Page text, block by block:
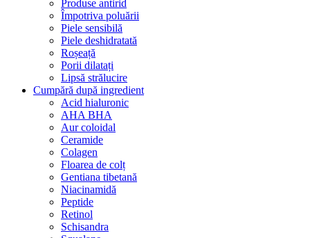
Produse antirid
Împotriva poluării
Piele sensibilă
Piele deshidratată
Roșeață
Porii dilatați
Lipsă strălucire
Cumpără după ingredient
Acid hialuronic
AHA BHA
Aur coloidal
Ceramide
Colagen
Floarea de colț
Gentiana tibetană
Niacinamidă
Peptide
Retinol
Schisandra